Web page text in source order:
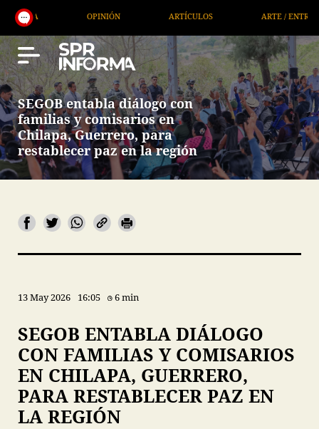
OPINIÓN ARTÍCULOS ARTE / ENTRETENIMIENTO
SEGOB entabla diálogo con
familias y comisarios en
Chilapa, Guerrero, para
restablecer paz en la región
13 May 2026 16:05 6 min
SEGOB ENTABLA DIÁLOGO
CON FAMILIAS Y COMISARIOS
EN CHILAPA, GUERRERO,
PARA RESTABLECER PAZ EN
LA REGIÓN